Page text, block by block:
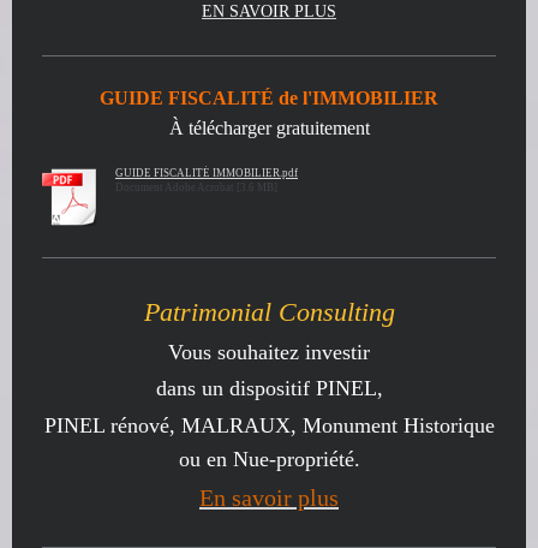
EN SAVOIR PLUS
GUIDE FISCALITÉ de l'IMMOBILIER
À télécharger gratuitement
GUIDE FISCALITÉ IMMOBILIER.pdf
Document Adobe Acrobat [3.6 MB]
Patrimonial Consulting
Vous souhaitez investir
dans un dispositif PINEL,
PINEL rénové, MALRAUX, Monument Historique
ou en Nue-propriété.
En savoir plus